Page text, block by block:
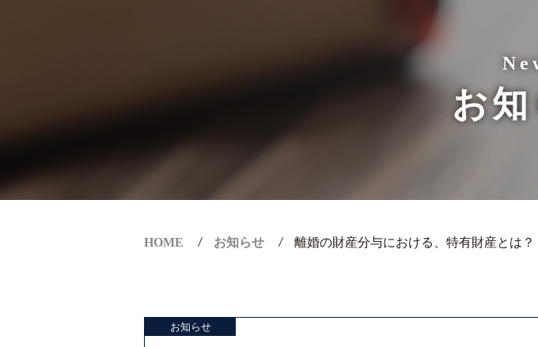
お
HOME お知らせ 離婚の財産分与における、特有財産とは？
お知らせ